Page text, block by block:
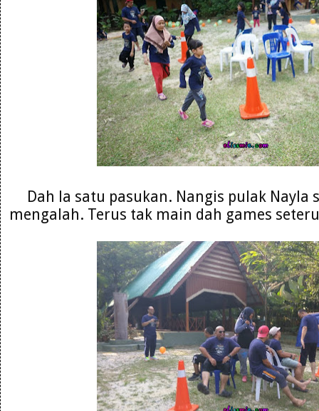
Dah la satu pasukan. Nangis pulak Nayla
mengalah. Terus tak main dah games